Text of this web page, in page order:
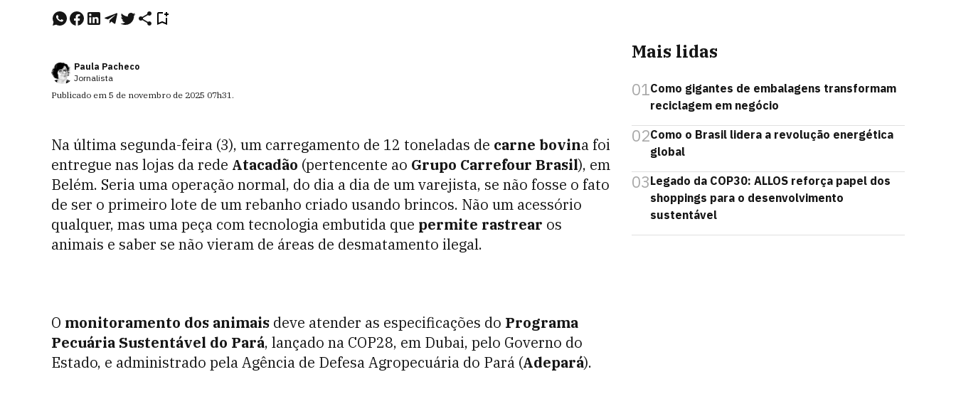
Paula Pacheco
Jornalista
Publicado em 5 de novembro de 2025 07h31.
Na última segunda-feira (3), um carregamento de 12 toneladas de carne bovina foi
entregue nas lojas da rede Atacadão (pertencente ao Grupo Carrefour Brasil), em
Belém. Seria uma operação normal, do dia a dia de um varejista, se não fosse o fato
de ser o primeiro lote de um rebanho criado usando brincos. Não um acessório
qualquer, mas uma peça com tecnologia embutida que permite rastrear os
animais e saber se não vieram de áreas de desmatamento ilegal.
O monitoramento dos animais deve atender as especificações do Programa
Pecuária Sustentável do Pará, lançado na COP28, em Dubai, pelo Governo do
Estado, e administrado pela Agência de Defesa Agropecuária do Pará (Adepará).
Mais lidas
01Como gigantes de embalagens transformam
reciclagem em negócio
02Como o Brasil lidera a revolução energética
global
03Legado da COP30: ALLOS reforça papel dos
shoppings para o desenvolvimento
sustentável